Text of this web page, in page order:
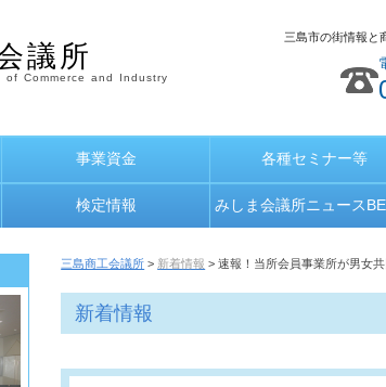
議所
of Commerce and Industry
三島市の街情報と
事業資金 各種セミナー等
検定情報 みしま会議所ニュース
三島商工会議所 > 新着情報 > 速報！当所会員事業所が男女
新着情報